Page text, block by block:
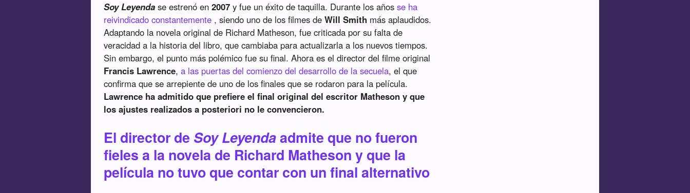
Soy Leyenda se estrenó en2007 y fue un éxito de taquilla. Durante los añosse ha
reivindicado constantemente , siendo uno de los filmes deWill Smith más aplaudidos.
Adaptando la novela original de Richard Matheson, fue criticada por su falta de
veracidad a la historia del libro, que cambiaba para actualizarla a los nuevos tiempos.
Sin embargo, el punto más polémico fue su final. Ahora es el director del filme original
Francis Lawrence,a las puertas del comienzo del desarrollo de la secuela, el que
confirma que se arrepiente de uno de los finales que se rodaron para la película.
Lawrence ha admitido que prefiere el final original del escritor Matheson y que
los ajustes realizados a posteriori no le convencieron.
El director de Soy Leyendaadmite que no fueron
fieles a la novela de Richard Matheson y que la
película no tuvo que contar con un final alternativo